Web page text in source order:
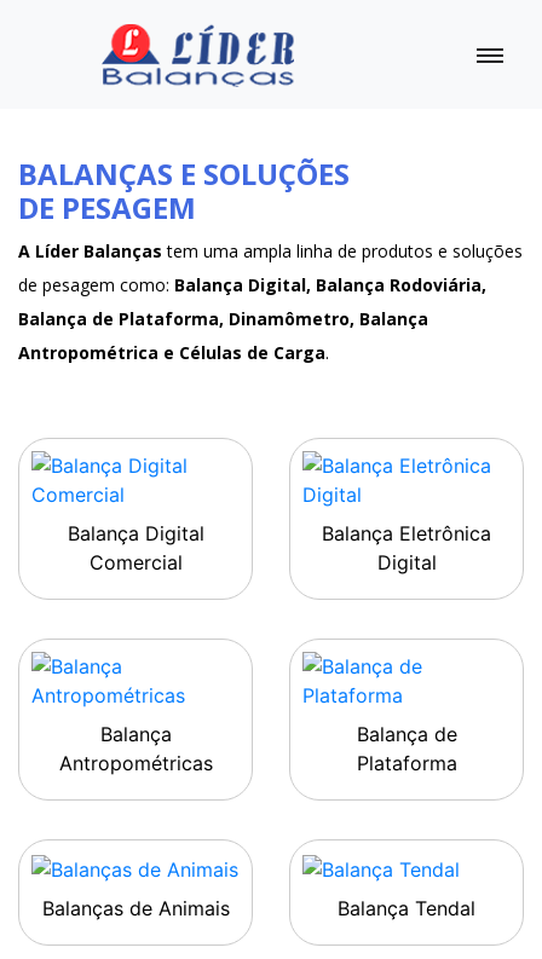
BALANÇAS E SOLUÇÕES
DE PESAGEM
A Líder Balanças tem uma ampla linha de produtos e soluções
de pesagem como: Balança Digital, Balança Rodoviária,
Balança de Plataforma, Dinamômetro, Balança
Antropométrica e Células de Carga.
Balança Digital
Comercial
Balança Eletrônica
Digital
Balança
Antropométricas
Balança de
Plataforma
Balanças de Animais Balança Tendal